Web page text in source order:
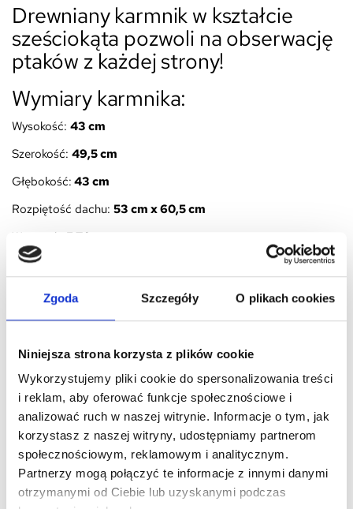
Zgoda Szczegóły O plikach cookies
Niniejsza strona korzysta z plików cookie
Wykorzystujemy pliki cookie do spersonalizowania treści
i reklam, aby oferować funkcje społecznościowe i
analizować ruch w naszej witrynie. Informacje o tym, jak
korzystasz z naszej witryny, udostępniamy partnerom
społecznościowym, reklamowym i analitycznym.
Partnerzy mogą połączyć te informacje z innymi danymi
otrzymanymi od Ciebie lub uzyskanymi podczas
Drewniany karmnik w kształcie
sześciokąta pozwoli na obserwację
ptaków z każdej strony!
Wymiary karmnika:
Wysokość: 43 cm
Szerokość: 49,5 cm
Głębokość: 43 cm
Rozpiętość dachu: 53 cm x 60,5 cm
Waga: ok. 5,7 kg
Możliwe są nieznaczne różnice w wymiarach między
wymagania Rozporządzenia (UE) 2023/988 w sprawie ogólnego bezpieczeństwa
produktów (GPSR):
* Stabilność: Upewnij się, że dekoracje są stabilne i nie przewrócą się, powodując
obrażenia.
* Materiał: Unikaj dekoracji wykonanych z łatwopalnych materiałów, aby zapobiec
pożarom.
* Ostre krawędzie: Sprawdź, czy dekoracje nie mają ostrych krawędzi, które mogłyby